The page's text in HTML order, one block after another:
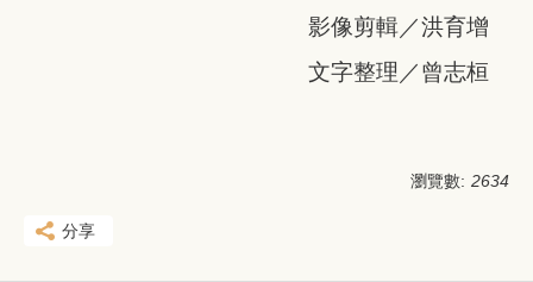
影像剪輯／洪育增
文字整理／曾志桓
瀏覽數: 2634
分享